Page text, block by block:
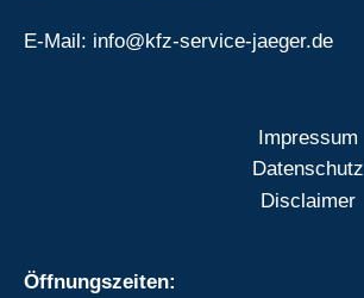
E-Mail: info@kfz-service-jaeger.de
Impressum
Datenschutz
Disclaimer
Öffnungszeiten: